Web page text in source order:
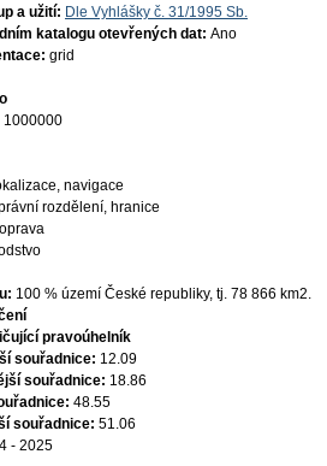
a užití: Dle Vyhlášky č. 31/1995 Sb.
katalogu otevřených dat: Ano
grid
1000000
navigace
rozdělení, hranice
100 % území České republiky, tj. 78 866 km2.
pravoúhelník
souřadnice: 12.09
souřadnice: 18.86
48.55
souřadnice: 51.06
- 2025